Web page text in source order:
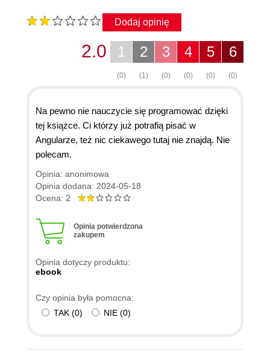
Dodaj opinię
6
(0)
5
(0)
4
(0)
3
(0)
2
(1)
1
(0)
2.0
Na pewno nie nauczycie się programować dzięki
tej książce. Ci którzy już potrafią pisać w
Angularze, też nic ciekawego tutaj nie znajdą. Nie
polecam.
Opinia: anonimowa
Opinia dodana: 2024-05-18
Ocena: 2
Opinia potwierdzona
zakupem
Opinia dotyczy produktu:
ebook
Czy opinia była pomocna:
TAK (0) NIE (0)